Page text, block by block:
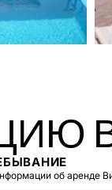
об аренде